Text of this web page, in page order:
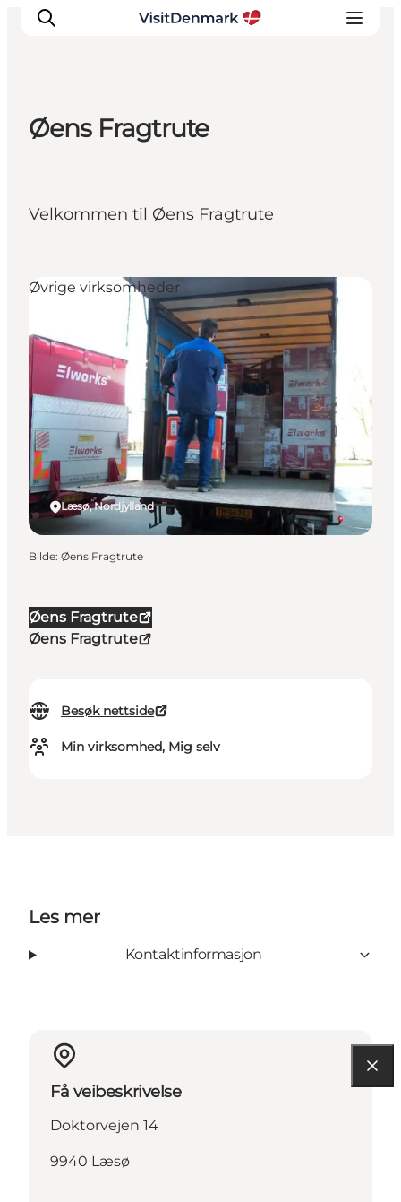
Aktiviteter
Øens Fragtrute
Velkommen til Øens Fragtrute
Øens Fragtrute
Øens Fragtrute
Besøk nettside
Min virksomhed, Mig selv
Læsø, Nordjylland
Øvrige virksomheder
Bilde: Øens Fragtrute
Les mer
Kontaktinformasjon
Få veibeskrivelse
Doktorvejen 14
9940 Læsø